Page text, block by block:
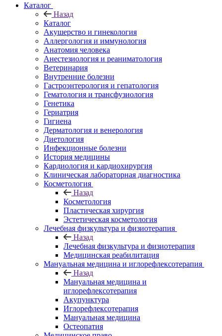
Каталог
Назад
Каталог
Акушерство и гинекология
Аллергология и иммунология
Анатомия человека
Анестезиология и реаниматология
Ветеринария
Внутренние болезни
Гастроэнтерология и гепатология
Гематология и трансфузиология
Генетика
Гериатрия
Гигиена
Дерматология и венерология
Диетология
Инфекционные болезни
История медицины
Кардиология и кардиохирургия
Клиническая лабораторная диагностика
Косметология
Назад
Косметология
Пластическая хирургия
Эстетическая косметология
Лечебная физкультура и физиотерапия
Назад
Лечебная физкультура и физиотерапия
Медицинская реабилитация
Мануальная медицина и иглорефлексотерапия
Назад
Мануальная медицина и
иглорефлексотерапия
Акупунктура
Иглорефлексотерапия
Мануальная медицина
Остеопатия